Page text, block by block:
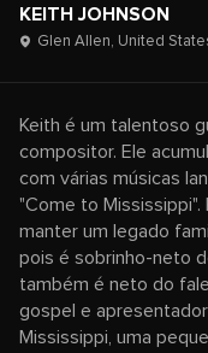
KEITH JOHNSON
Glen Allen, United
Keith é um talentoso
compositor. Ele
com várias músicas
"Come to
manter um legado
pois é sobrinho-neto
também é neto do
gospel e
Mississippi, uma